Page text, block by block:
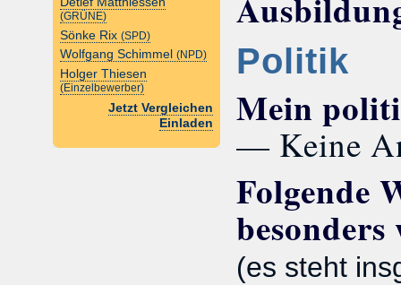
(GRÜNE)
Sönke Rix (SPD)
Wolfgang Schimmel (NPD)
Holger Thiesen
(Einzelbewerber)
Jetzt Vergleichen
Einladen
Politik
Mein
— Keine
Folgende
(es steht